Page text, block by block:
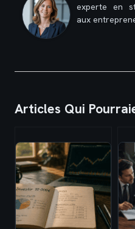
experte en
aux
Articles Qui